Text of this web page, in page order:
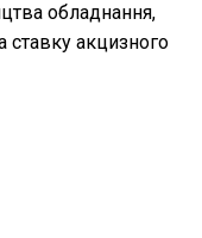
обладнання,
ставку акцизного